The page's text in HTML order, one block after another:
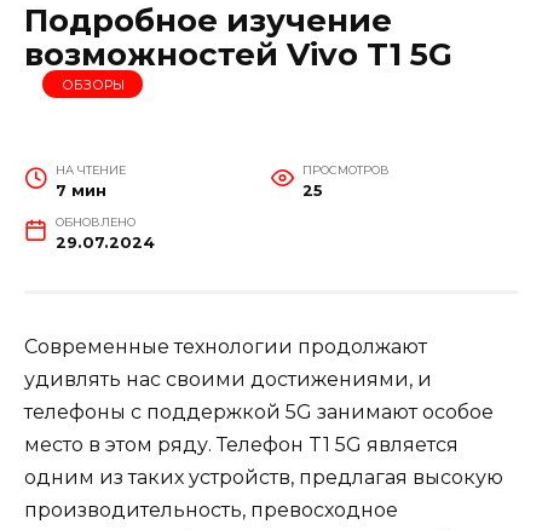
Подробное изучение
возможностей Vivo T1 5G
ОБЗОРЫ
НА ЧТЕНИЕ
7 мин
ПРОСМОТРОВ
25
ОБНОВЛЕНО
29.07.2024
Современные технологии продолжают
удивлять нас своими достижениями, и
телефоны с поддержкой 5G занимают особое
место в этом ряду. Телефон T1 5G является
одним из таких устройств, предлагая высокую
производительность, превосходное